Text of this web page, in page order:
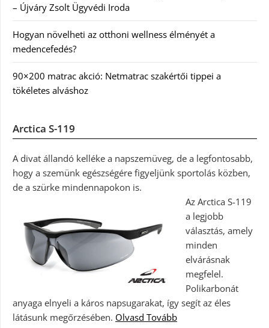
– Újváry Zsolt Ügyvédi Iroda
Hogyan növelheti az otthoni wellness élményét a
medencefedés?
90×200 matrac akció: Netmatrac szakértői tippei a
tökéletes alváshoz
Arctica S-119
A divat állandó kelléke a napszemüveg, de a legfontosabb,
hogy a szemünk egészségére figyeljünk sportolás közben,
de a szürke mindennapokon is.
Az Arctica S-119
a legjobb
választás, amely
minden
elvárásnak
megfelel.
Polikarbonát
anyaga elnyeli a káros napsugarakat, így segít az éles
látásunk megőrzésében. Olvasd Tovább